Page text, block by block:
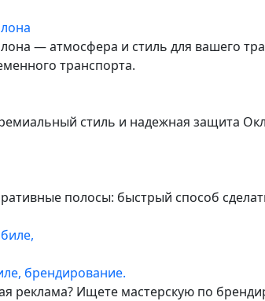
— атмосфера и стиль для вашего
транспорта.
стиль и надежная защита
полосы: быстрый способ
брендирование.
реклама? Ищете мастерскую по